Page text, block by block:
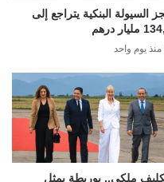
السيولة البنكية يتراجع إلى
درهم
منذ يوم واحد
ملكي.. بوريطة يمثل